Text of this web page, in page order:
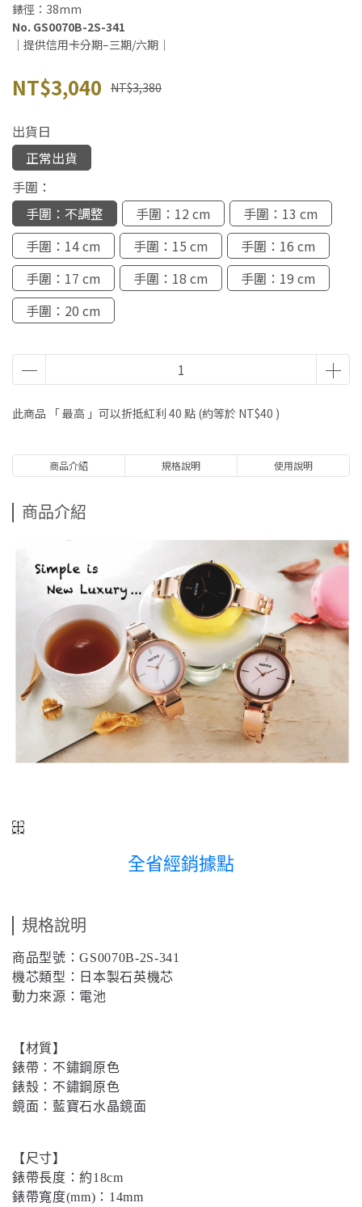
錶徑：38mm
No. GS0070B-2S-341
｜提供信用卡分期–三期/六期｜
NT$3,040 NT$3,380
出貨日
正常出貨
手圍：
手圍：不調整
手圍：12 cm
手圍：13 cm
手圍：14 cm
手圍：15 cm
手圍：16 cm
手圍：17 cm
手圍：18 cm
手圍：19 cm
手圍：20 cm
此商品 「 最高 」可以折抵紅利 40 點 (約等於 NT$40 )
商品介紹 規格說明 使用說明
商品介紹
全省經銷據點
規格說明
商品型號：GS0070B-2S-341
機芯類型：日本製石英機芯
動力來源：電池
【材質】
錶帶：不鏽鋼原色
錶殼： 不鏽鋼原色
鏡面：藍寶石水晶鏡面
【尺寸】
錶帶長度：約18cm
錶帶寬度(mm) ： 14mm